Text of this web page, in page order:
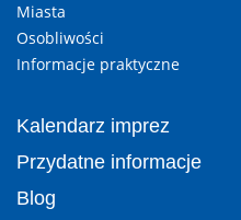
Miasta
Osobliwości
Informacje praktyczne
Kalendarz imprez
Przydatne informacje
Blog